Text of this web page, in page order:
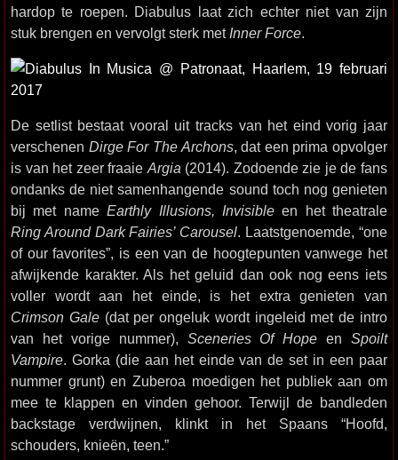
hardop te roepen. Diabulus laat zich echter niet van zijn
stuk brengen en vervolgt sterk met Inner Force.
De setlist bestaat vooral uit tracks van het eind vorig jaar
verschenen Dirge For The Archons, dat een prima opvolger
is van het zeer fraaie Argia (2014). Zodoende zie je de fans
ondanks de niet samenhangende sound toch nog genieten
bij met nameEarthly Illusions, Invisibleen het theatrale
Ring Around Dark Fairies’ Carousel. Laatstgenoemde, “one
of our favorites”, is een van de hoogtepunten vanwege het
afwijkende karakter. Als het geluid dan ook nog eens iets
voller wordt aan het einde, is het extra genieten van
Crimson Gale(dat per ongeluk wordt ingeleid met de intro
van het vorige nummer), Sceneries Of Hope en Spoilt
Vampire. Gorka (die aan het einde van de set in een paar
nummer grunt) en Zuberoa moedigen het publiek aan om
mee te klappen en vinden gehoor. Terwijl de bandleden
backstage verdwijnen, klinkt in het Spaans “Hoofd,
schouders, knieën, teen.”